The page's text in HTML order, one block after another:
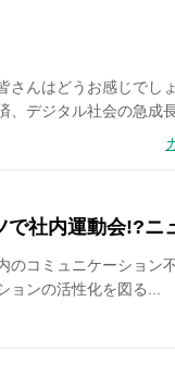
さんはどうお感じで
デジタル社会の急成
社内運動会!?ニ
のコミュニケーショ
ンの活性化を図る...